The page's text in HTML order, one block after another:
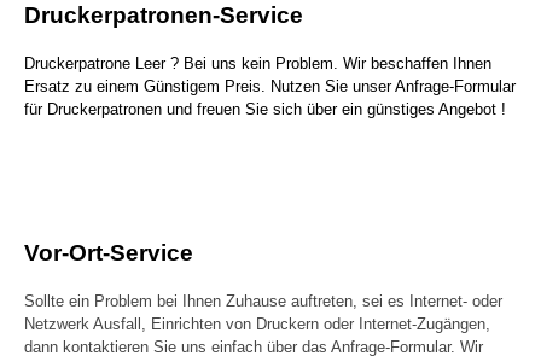
Druckerpatronen-Service
Druckerpatrone Leer ? Bei uns kein Problem. Wir beschaffen Ihnen
Ersatz zu einem Günstigem Preis. Nutzen Sie unser Anfrage-Formular
für Druckerpatronen und freuen Sie sich über ein günstiges Angebot !
Vor-Ort-Service
Sollte ein Problem bei Ihnen Zuhause auftreten, sei es Internet- oder
Netzwerk Ausfall, Einrichten von Druckern oder Internet-Zugängen,
dann kontaktieren Sie uns einfach über das Anfrage-Formular. Wir